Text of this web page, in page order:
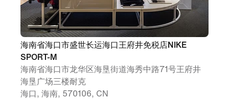
海南省海口市盛世长运海口王府井免税店NIKE
SPORT-M
海南省海口市龙华区海垦街道海秀中路71号王府井
海垦广场三楼耐克
海口, 海南, 570106, CN